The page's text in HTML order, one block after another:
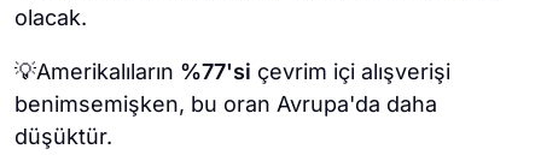
olacak.
💡Amerikalıların %77'si çevrim içi alışverişi
benimsemişken, bu oran Avrupa'da daha
düşüktür.